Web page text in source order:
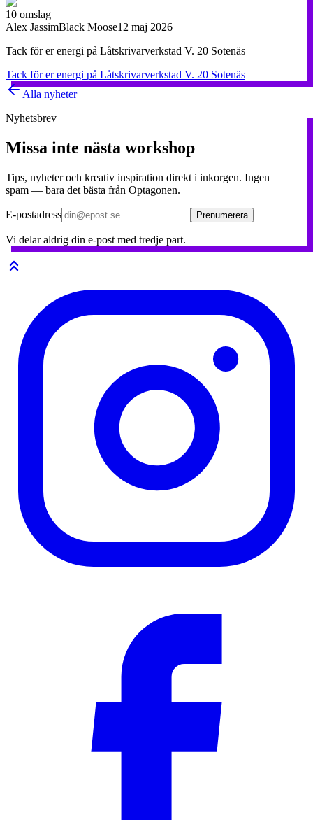
10 omslag
Alex JassimBlack Moose12 maj 2026
Tack för er energi på Låtskrivarverkstad V. 20 Sotenäs
Tack för er energi på Låtskrivarverkstad V. 20 Sotenäs
Alla nyheter
Nyhetsbrev
Missa inte nästa workshop
Tips, nyheter och kreativ inspiration direkt i inkorgen. Ingen
spam — bara det bästa från Optagonen.
E-postadress Prenumerera
Vi delar aldrig din e-post med tredje part.